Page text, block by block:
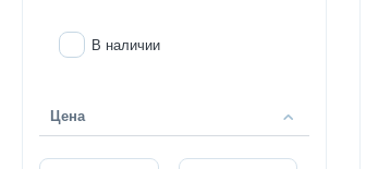
В наличии
Цена